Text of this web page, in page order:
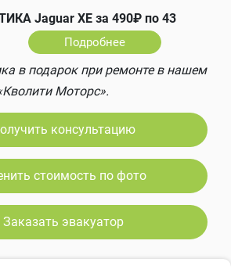
Jaguar XE за 490₽ по 43
Подробнее
в подарок при ремонте в нашем
Моторс».
консультацию
стоимость по фото
Заказать эвакуатор